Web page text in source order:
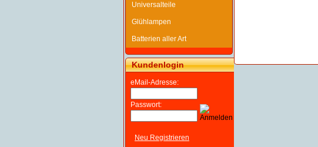
Universalteile
Glühlampen
Batterien aller Art
Kundenlogin
eMail-Adresse:
Passwort:
Neu Registrieren